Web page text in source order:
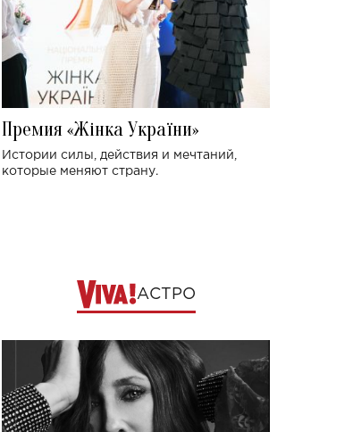
Премия «Жінка України»
Истории силы, действия и мечтаний,
которые меняют страну.
АСТРО